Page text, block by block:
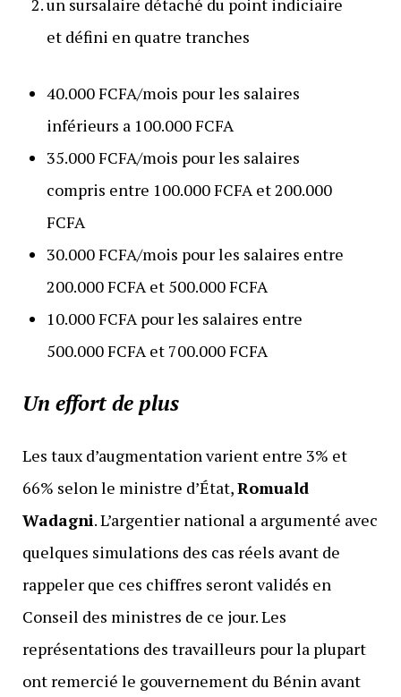
et défini en quatre tranches
40.000 FCFA/mois pour les salaires
inférieurs a 100.000 FCFA
35.000 FCFA/mois pour les salaires
compris entre 100.000 FCFA et 200.000
FCFA
30.000 FCFA/mois pour les salaires entre
200.000 FCFA et 500.000 FCFA
10.000 FCFA pour les salaires entre
500.000 FCFA et 700.000 FCFA
Un effort de plus
Les taux d’augmentation varient entre 3% et
66% selon le ministre d’État,Romuald
Wadagni. L’argentier national a argumenté avec
quelques simulations des cas réels avant de
rappeler que ces chiffres seront validés en
Conseil des ministres de ce jour. Les
représentations des travailleurs pour la plupart
ont remercié le gouvernement du Bénin avant